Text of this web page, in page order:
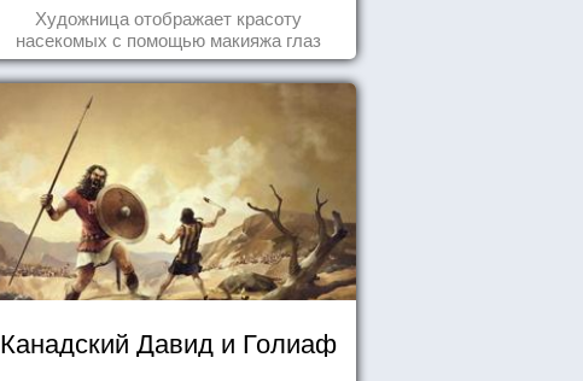
Художница отображает красоту
насекомых с помощью макияжа глаз
Канадский Давид и Голиаф